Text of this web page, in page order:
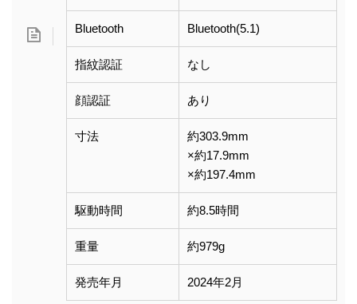
Bluetooth Bluetooth(5.1)
指紋認証 なし
顔認証 あり
寸法
約303.9mm
×約17.9mm
×約197.4mm
駆動時間 約8.5時間
重量 約979g
発売年月 2024年2月